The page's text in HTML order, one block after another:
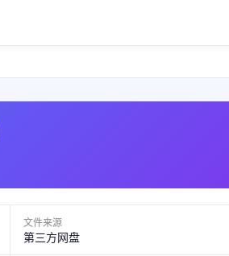
文件来源
第三方网盘